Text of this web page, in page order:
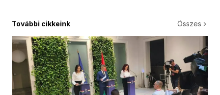
További cikkeink Összes